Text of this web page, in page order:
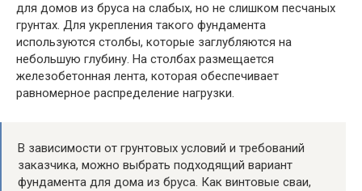
для домов из бруса на слабых, но не слишком песчаных
грунтах. Для укрепления такого фундамента
используются столбы, которые заглубляются на
небольшую глубину. На столбах размещается
железобетонная лента, которая обеспечивает
равномерное распределение нагрузки.
В зависимости от грунтовых условий и требований
заказчика, можно выбрать подходящий вариант
фундамента для дома из бруса. Как винтовые сваи,